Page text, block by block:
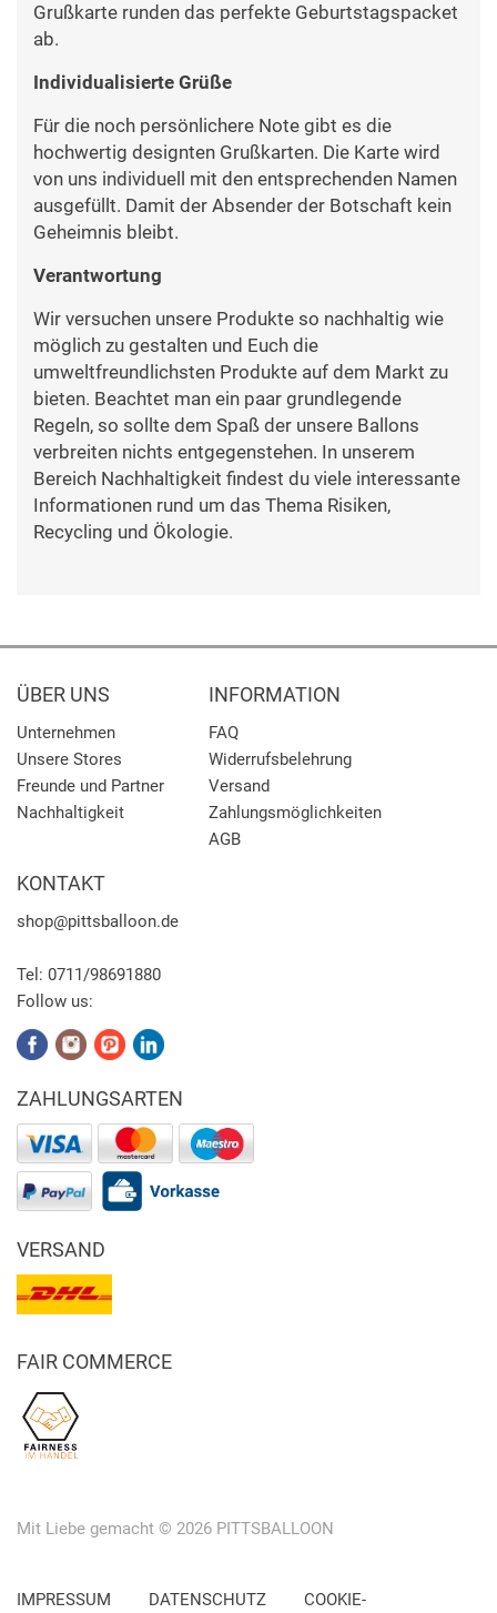
Grußkarte runden das perfekte Geburtstagspacket
ab.
Individualisierte Grüße
Für die noch persönlichere Note gibt es die
hochwertig designten Grußkarten. Die Karte wird
von uns individuell mit den entsprechenden Namen
ausgefüllt. Damit der Absender der Botschaft kein
Geheimnis bleibt.
Verantwortung
Wir versuchen unsere Produkte so nachhaltig wie
möglich zu gestalten und Euch die
umweltfreundlichsten Produkte auf dem Markt zu
bieten. Beachtet man ein paar grundlegende
Regeln, so sollte dem Spaß der unsere Ballons
verbreiten nichts entgegenstehen. In unserem
Bereich Nachhaltigkeit findest du viele interessante
Informationen rund um das Thema Risiken,
Recycling und Ökologie.
ÜBER UNS
Unternehmen
Unsere Stores
Freunde und Partner
Nachhaltigkeit
INFORMATION
FAQ
Widerrufsbelehrung
Versand
Zahlungsmöglichkeiten
AGB
KONTAKT
shop@pittsballoon.de
Tel: 0711/98691880
Follow us:
ZAHLUNGSARTEN
VERSAND
FAIR COMMERCE
Mit Liebe gemacht © 2026 PITTSBALLOON
IMPRESSUM DATENSCHUTZ COOKIE-